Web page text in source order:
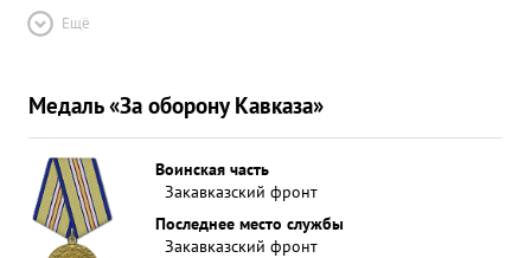
Ещё
Медаль «За оборону Кавказа»
Воинская часть
Закавказский фронт
Последнее место службы
Закавказский фронт